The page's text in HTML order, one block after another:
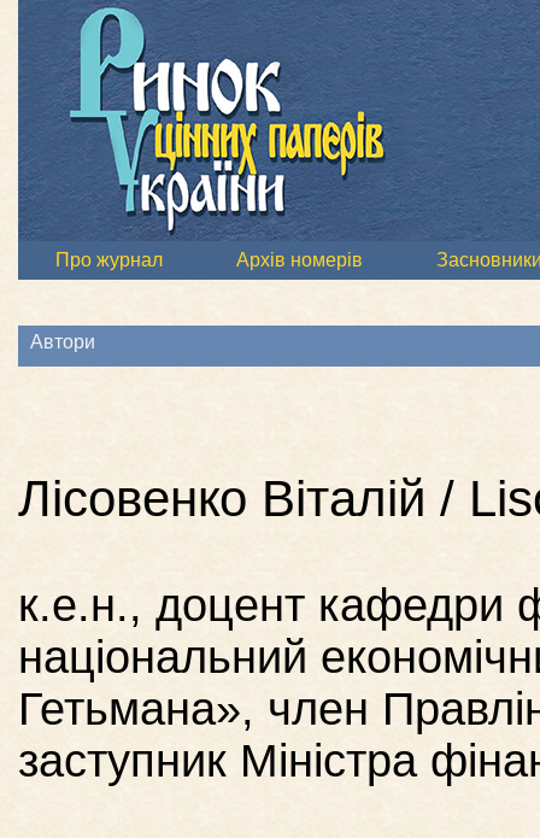
Про журнал Архів номерів
Автори
Лісовенко Віталій /
к.е.н., доцент кафедри
національний
Гетьмана», член
заступник Міністра